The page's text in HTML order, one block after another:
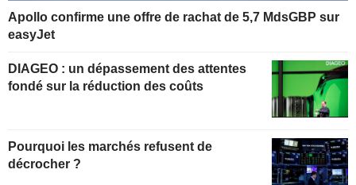
Apollo confirme une offre de rachat de 5,7 MdsGBP sur
easyJet
DIAGEO : un dépassement des attentes
fondé sur la réduction des coûts
Pourquoi les marchés refusent de
décrocher ?